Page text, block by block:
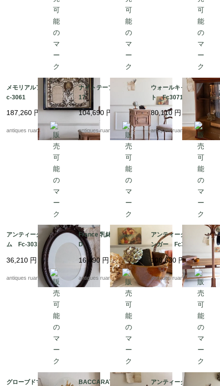
メモリアルフレーム F
c-3061
187,260 円
antiques ruan
ナイトテーブル Fc30
17
104,690 円
antiques ruan
ウォールキャビネッ
ト Fc3071
80,110 円
antiques ruan
アンティークフレー
ム Fc-3031a
36,210 円
antiques ruan
France 乳鉢 Fc-3042
D
16,490 円
antiques ruan
アンティークコートハ
ンガー Fc3030A
108,630 円
antiques ruan
グローブドマリエ Fc-
BACCARAT コンポテ
アンティークテーブ